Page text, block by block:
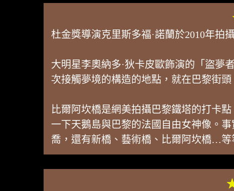
杜金獎導演克里斯多福·諾蘭於2010年拍
大明星李奧納多·狄卡皮歐飾演的「盜夢
次接觸夢境的構造的地點，就在巴黎街
比爾阿坎橋是網美拍攝巴黎鐵塔的打卡
一下天鵝島與巴黎的法國自由女神像。
喬，還有新橋、藝術橋、比爾阿坎橋…等